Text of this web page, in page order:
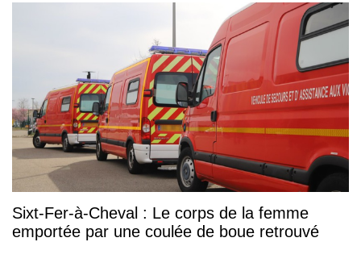
Sixt-Fer-à-Cheval : Le corps de la femme
emportée par une coulée de boue retrouvé